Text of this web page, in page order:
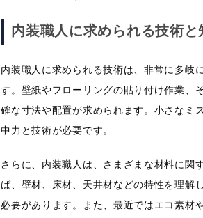
内装職人に求められる技術と
内装職人に求められる技術は、非常に多岐
す。壁紙やフローリングの貼り付け作業、
確な寸法や配置が求められます。小さなミ
中力と技術が必要です。
さらに、内装職人は、さまざまな材料に関
ば、壁材、床材、天井材などの特性を理解
必要があります。また、最近ではエコ素材